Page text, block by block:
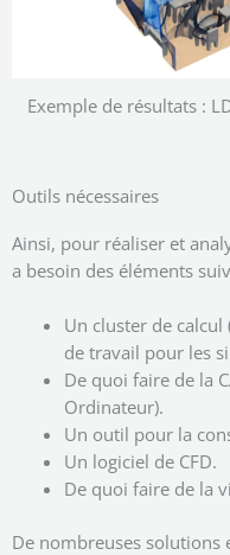
Exemple de résultats :
Outils nécessaires
Ainsi, pour réaliser et
a besoin des éléments
Un cluster de
de travail pour les
De quoi faire de la
Ordinateur).
Un outil pour la
Un logiciel de CFD.
De quoi faire de la
De nombreuses solutions